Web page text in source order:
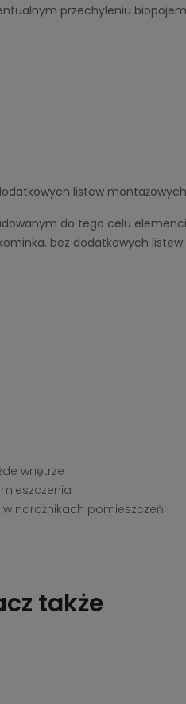
przechyleniu
listew
do tego celu
bez dodatkowych
wnętrze
narożnikach pomieszczeń
także